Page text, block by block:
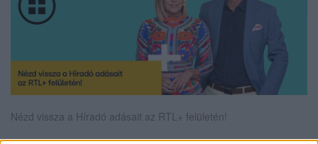
Nézd vissza a Híradó adásait az RTL+ felületén!